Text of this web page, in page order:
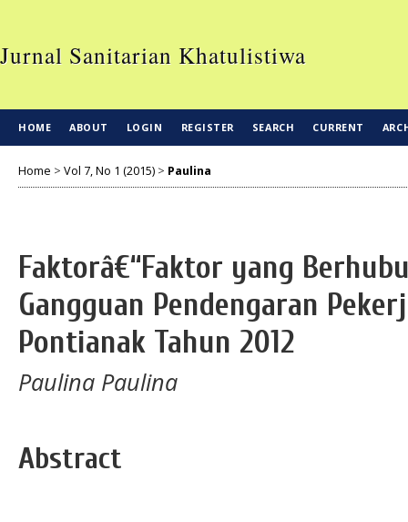
Jurnal Sanitarian Khatulistiwa
HOME ABOUT LOGIN REGISTER SEARCH CURRENT
Home > Vol 7, No 1 (2015) > Paulina
Faktorâ€“Faktor yang
Gangguan Pendengaran
Pontianak Tahun 2012
Paulina Paulina
Abstract